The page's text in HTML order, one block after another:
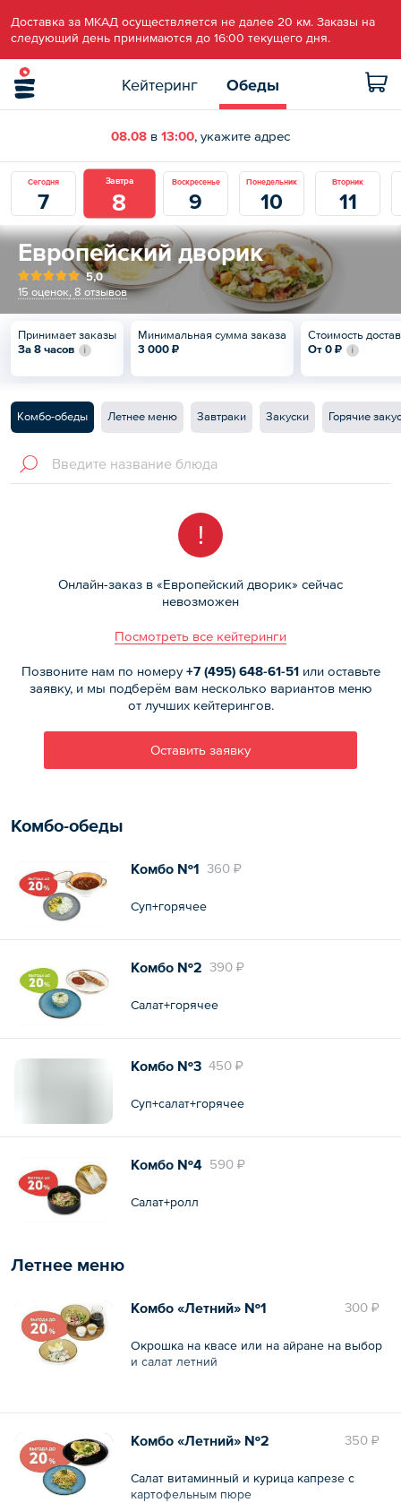
Доставка за МКАД осуществляется не далее 20 км. Заказы на
следующий день принимаются до 16:00 текущего дня.
Кейтеринг Обеды
08.08 в 13:00, укажите адрес
Сегодня
7
Завтра
8
Воскресенье
9
Понедельник
10
Вторник
11
Европейский дворик
5,0
15 оценок, 8 отзывов
Принимает заказы
За 8 часов
Минимальная сумма заказа
3 000 ₽
Стоимость
От 0 ₽
Комбо-обеды Летнее меню Завтраки Закуски Горячие
!
Онлайн-заказ в «Европейский дворик» сейчас
невозможен
Посмотреть все кейтеринги
Позвоните нам по номеру+7 (495) 648-61-51или оставьте
заявку, и мы подберём вам несколько вариантов меню
от лучших кейтерингов.
Оставить заявку
Комбо-обеды
360 ₽
Комбо №1
Суп+горячее
390 ₽
Комбо №2
Салат+горячее
450 ₽
Комбо №3
Суп+салат+горячее
590 ₽
Комбо №4
Салат+ролл
Летнее меню
300 ₽
Комбо «Летний» №1
Окрошка на квасе или на айране на выбор
и салат летний
Общий вес – 460 г
350 ₽
Комбо «Летний» №2
Салат витаминный и курица капрезе с
картофельным пюре